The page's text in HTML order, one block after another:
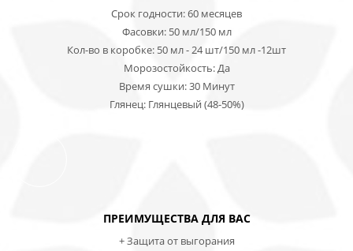
Срок годности: 60 месяцев
Фасовки: 50 мл/150 мл
Кол-во в коробке: 50 мл - 24 шт/150 мл -12шт
Морозостойкость: Да
Время сушки: 30 Минут
Глянец: Глянцевый (48-50%)
ПРЕИМУЩЕСТВА ДЛЯ ВАС
+Защита от выгорания